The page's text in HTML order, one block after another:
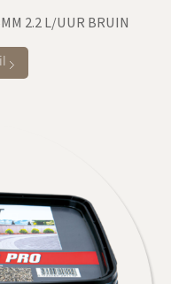
2.2 L/UUR BRUIN